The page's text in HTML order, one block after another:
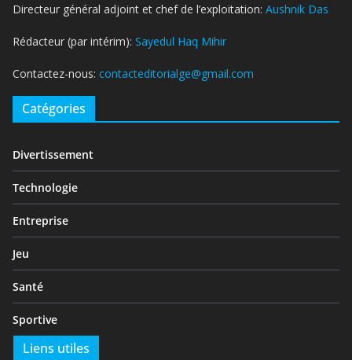
Directeur général adjoint et chef de l’exploitation: Aushnik Das
Rédacteur (par intérim): Sayedul Haq Mihir
Contactez-nous: contacteditorialge@gmail.com
Catégories
Divertissement
Technologie
Entreprise
Jeu
Santé
Sportive
Liens utiles